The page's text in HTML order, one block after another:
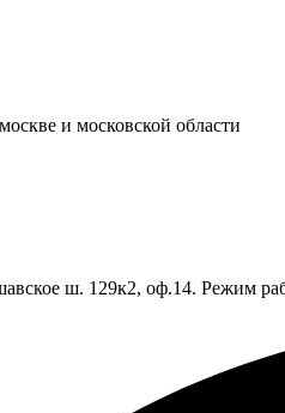
и московской области
ш. 129к2, оф.14. Режим